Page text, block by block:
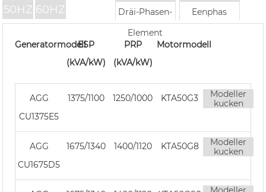
50HZ 60HZ Eenphas
Dräi-Phasen-
Element
GeneratormodellESP
(kVA/kW)
PRP
(kVA/kW)
Motormodell
AGG
CU1375E5
1375/1100 1250/1000 KTA50G3
Modeller
kucken
AGG
CU1675D5
1675/1340 1400/1120 KTA50G8
Modeller
kucken